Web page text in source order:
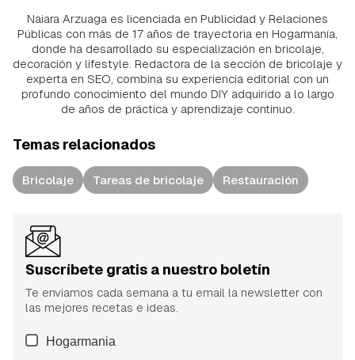
Naiara Arzuaga es licenciada en Publicidad y Relaciones
Públicas con más de 17 años de trayectoria en Hogarmanía,
donde ha desarrollado su especialización en bricolaje,
decoración y lifestyle. Redactora de la sección de bricolaje y
experta en SEO, combina su experiencia editorial con un
profundo conocimiento del mundo DIY adquirido a lo largo
de años de práctica y aprendizaje continuo.
Temas relacionados
Bricolaje Tareas de bricolaje Restauración
Suscríbete gratis a nuestro boletín
Te enviamos cada semana a tu email la newsletter con
las mejores recetas e ideas.
Hogarmania